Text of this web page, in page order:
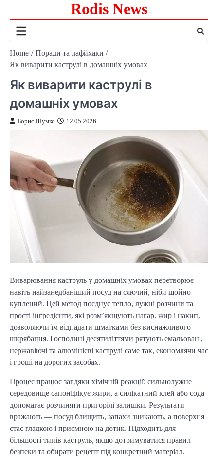
content
Rodis News
Home
Поради та лафйхаки
Як виварити каструлі в домашніх умовах
Як виварити каструлі в
домашніх умовах
Борис Шумко 12.05.2026
Виварювання каструль у домашніх умовах перетворює
навіть найзанедбаніший посуд на сяючий, ніби щойно
куплений. Цей метод поєднує тепло, лужні розчини та
прості інгредієнти, які розм’якшують нагар, жир і накип,
дозволяючи їм відпадати шматками без виснажливого
шкрябання. Господині десятиліттями рятують емальовані,
нержавіючі та алюмінієві каструлі саме так, економлячи час
і гроші на дорогих засобах.
Процес працює завдяки хімічній реакції: сильнолужне
середовище сапоніфікує жири, а силікатний клей або сода
допомагає розчиняти пригорілі залишки. Результати
вражають — посуд блищить, запахи зникають, а поверхня
стає гладкою і приємною на дотик. Підходить для
більшості типів каструль, якщо дотримуватися правил
безпеки та обирати рецепт під конкретний матеріал.